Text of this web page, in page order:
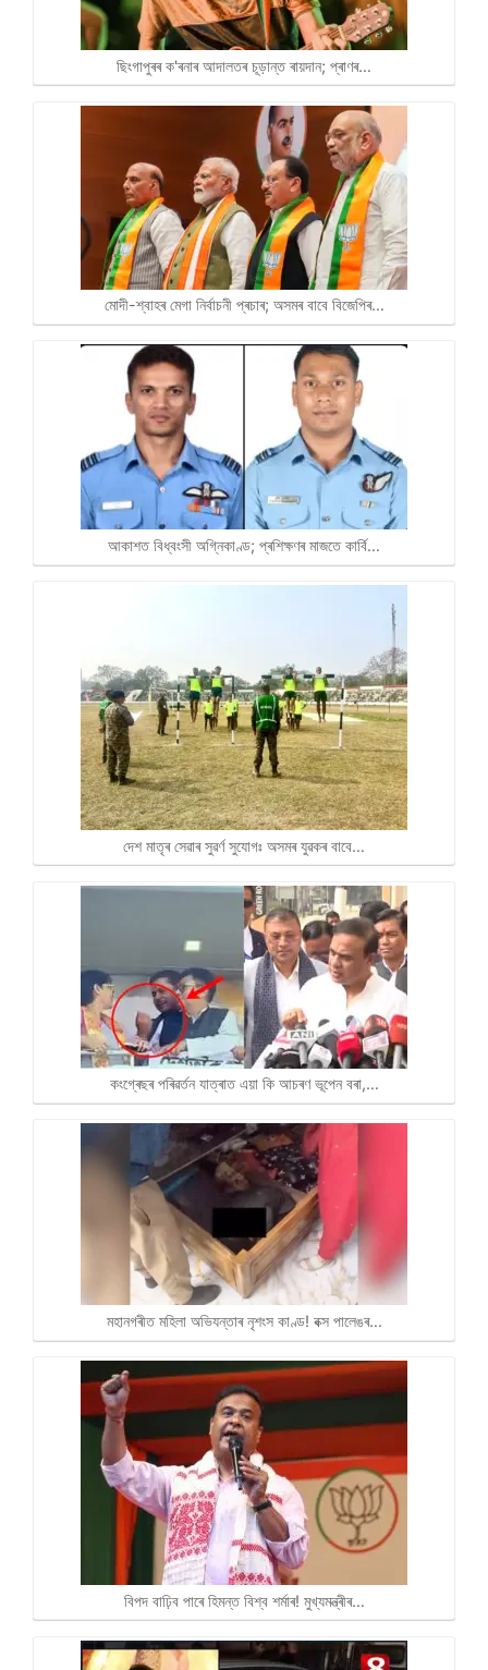
ছিংগাপুৰৰ ক'ৰনাৰ আদালতৰ চূড়ান্ত ৰায়দান; প্ৰাণৰ…
মোদী-শ্বাহৰ মেগা নিৰ্বাচনী প্ৰচাৰ; অসমৰ বাবে বিজেপিৰ…
আকাশত বিধ্বংসী অগ্নিকাণ্ড; প্ৰশিক্ষণৰ মাজতে কাৰ্বি…
দেশ মাতৃৰ সেৱাৰ সুৱৰ্ণ সুযোগঃ অসমৰ যুৱকৰ বাবে…
কংগ্ৰেছৰ পৰিৱৰ্তন যাত্ৰাত এয়া কি আচৰণ ভূপেন বৰা,…
মহানগৰীত মহিলা অভিযন্তাৰ নৃশংস কাণ্ড! বক্স পালেঙৰ…
বিপদ বাঢ়িব পাৰে হিমন্ত বিশ্ব শৰ্মাৰ! মুখ্যমন্ত্ৰীৰ…